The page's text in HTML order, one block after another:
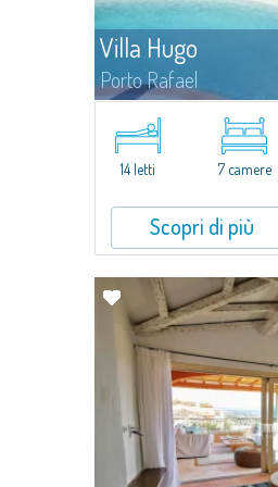
Villa Hugo
Porto Rafael
Nell'esclusiva e pittoresca
una delle più ampie ville di
caratterizzata da
14 letti 7 camere
Scopri di più